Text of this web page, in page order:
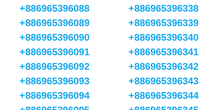
+886965396088
+886965396089
+886965396090
+886965396091
+886965396092
+886965396093
+886965396094
+886965396338
+886965396339
+886965396340
+886965396341
+886965396342
+886965396343
+886965396344